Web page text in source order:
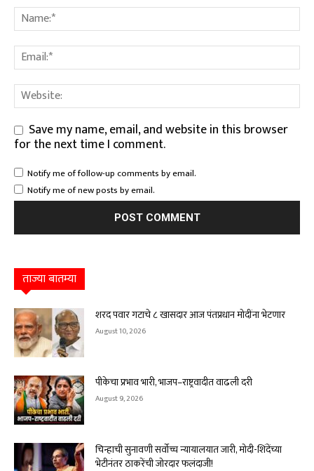
Save my name, email, and website in this browser
for the next time I comment.
Notify me of follow-up comments by email.
Notify me of new posts by email.
ताज्या बातम्या
शरद पवार गटाचे ८ खासदार आज पंतप्रधान मोदींना भेटणार
August 10, 2026
पीकेचा प्रभाव भारी, भाजप–राष्ट्रवादीत वाढली दरी
August 9, 2026
चिन्हाची सुनावणी सर्वोच्च न्यायालयात जारी, मोदी-शिंदेंच्या
भेटीनंतर ठाकरेंची जोरदार फलंदाजी!